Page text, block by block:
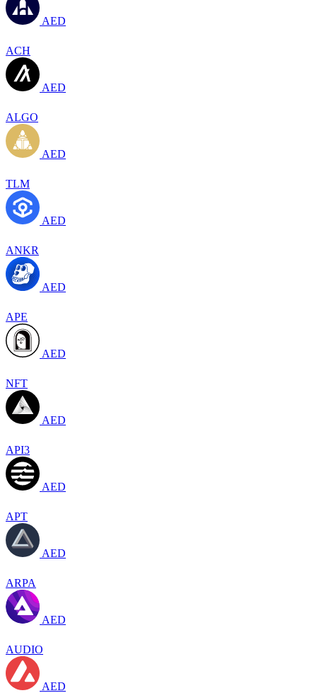
AED
ACH
AED
ALGO
AED
TLM
AED
ANKR
AED
APE
AED
NFT
AED
API3
AED
APT
AED
ARPA
AED
AUDIO
AED